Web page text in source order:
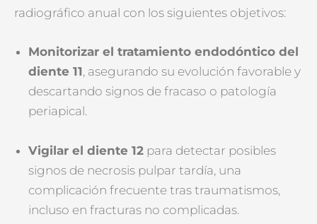
radiográfico anual con los siguientes objetivos:
Monitorizar el tratamiento endodóntico del
diente 11, asegurando su evolución favorable y
descartando signos de fracaso o patología
periapical.
Vigilar el diente 12 para detectar posibles
signos de necrosis pulpar tardía, una
complicación frecuente tras traumatismos,
incluso en fracturas no complicadas.